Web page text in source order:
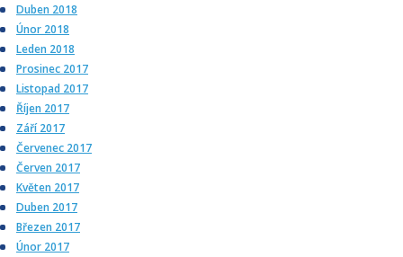
Duben 2018
Únor 2018
Leden 2018
Prosinec 2017
Listopad 2017
Říjen 2017
Září 2017
Červenec 2017
Červen 2017
Květen 2017
Duben 2017
Březen 2017
Únor 2017